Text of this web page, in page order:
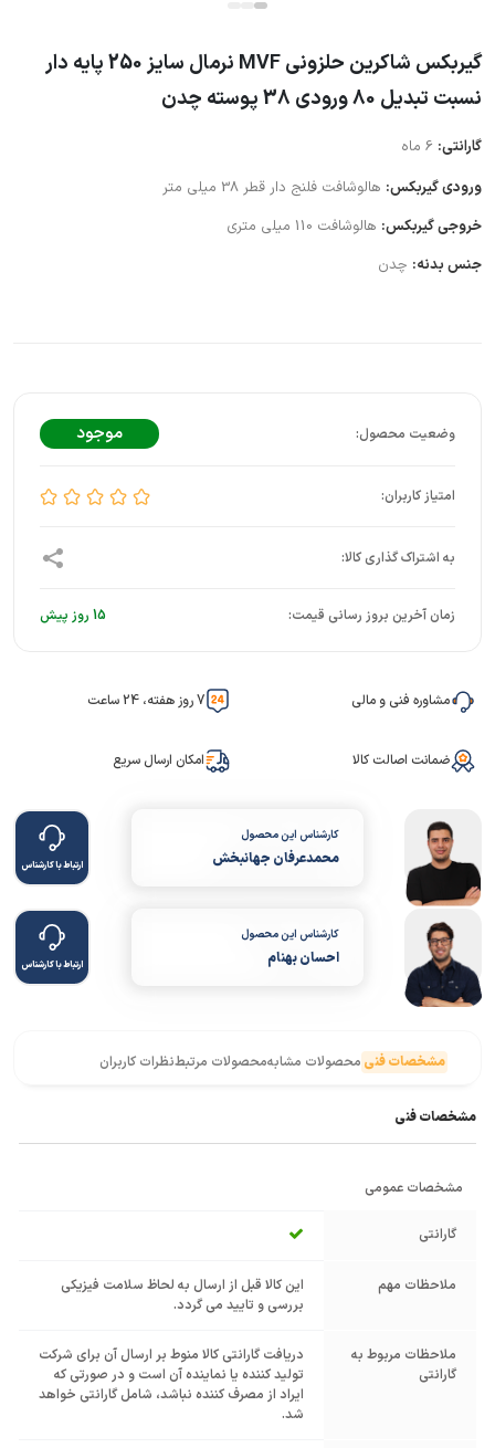
گیربکس شاکرین حلزونی MVF نرمال سایز 250 پایه دار
نسبت تبدیل 80 ورودی 38 پوسته چدن
گارانتی:
ورودی گیربکس: هالوشافت فلنج دار قطر 38 میلی متر
خروجی گیربکس: هالوشافت 110 میلی متری
جنس بدنه: چدن
موجود
زمان آخرین بروز رسانی قیمت: 15 روز پیش
مشاوره فنی و مالی 7 روز هفته، 24 ساعت
ضمانت اصالت کالا امکان ارسال سریع
کارشناس این محصول
محمدعرفان جهانبخش ارتباط با کارشناس
کارشناس این محصول
احسان بهنام ارتباط با کارشناس
مشخصات فنی محصولات مشابهمحصولات مرتبطنظرات کاربران
مشخصات فنی
مشخصات عمومی
گارانتی
ملاحظات مهم
این کالا قبل از ارسال به لحاظ سلامت فیزیکی
بررسی و تایید می گردد.
ملاحظات مربوط به
گارانتی
دریافت گارانتی کالا منوط بر ارسال آن برای شرکت
تولید کننده یا نماینده آن است و در صورتی که
ایراد از مصرف کننده نباشد، شامل گارانتی خواهد
شد.